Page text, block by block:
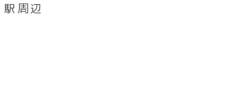
駅周辺